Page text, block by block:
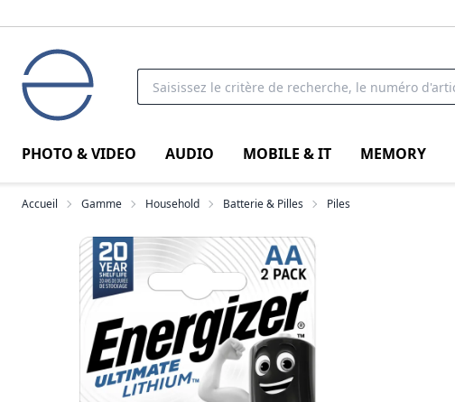
PHOTO & VIDEO AUDIO MOBILE & IT MEMORY
Accueil Gamme Household Batterie & Pilles Piles